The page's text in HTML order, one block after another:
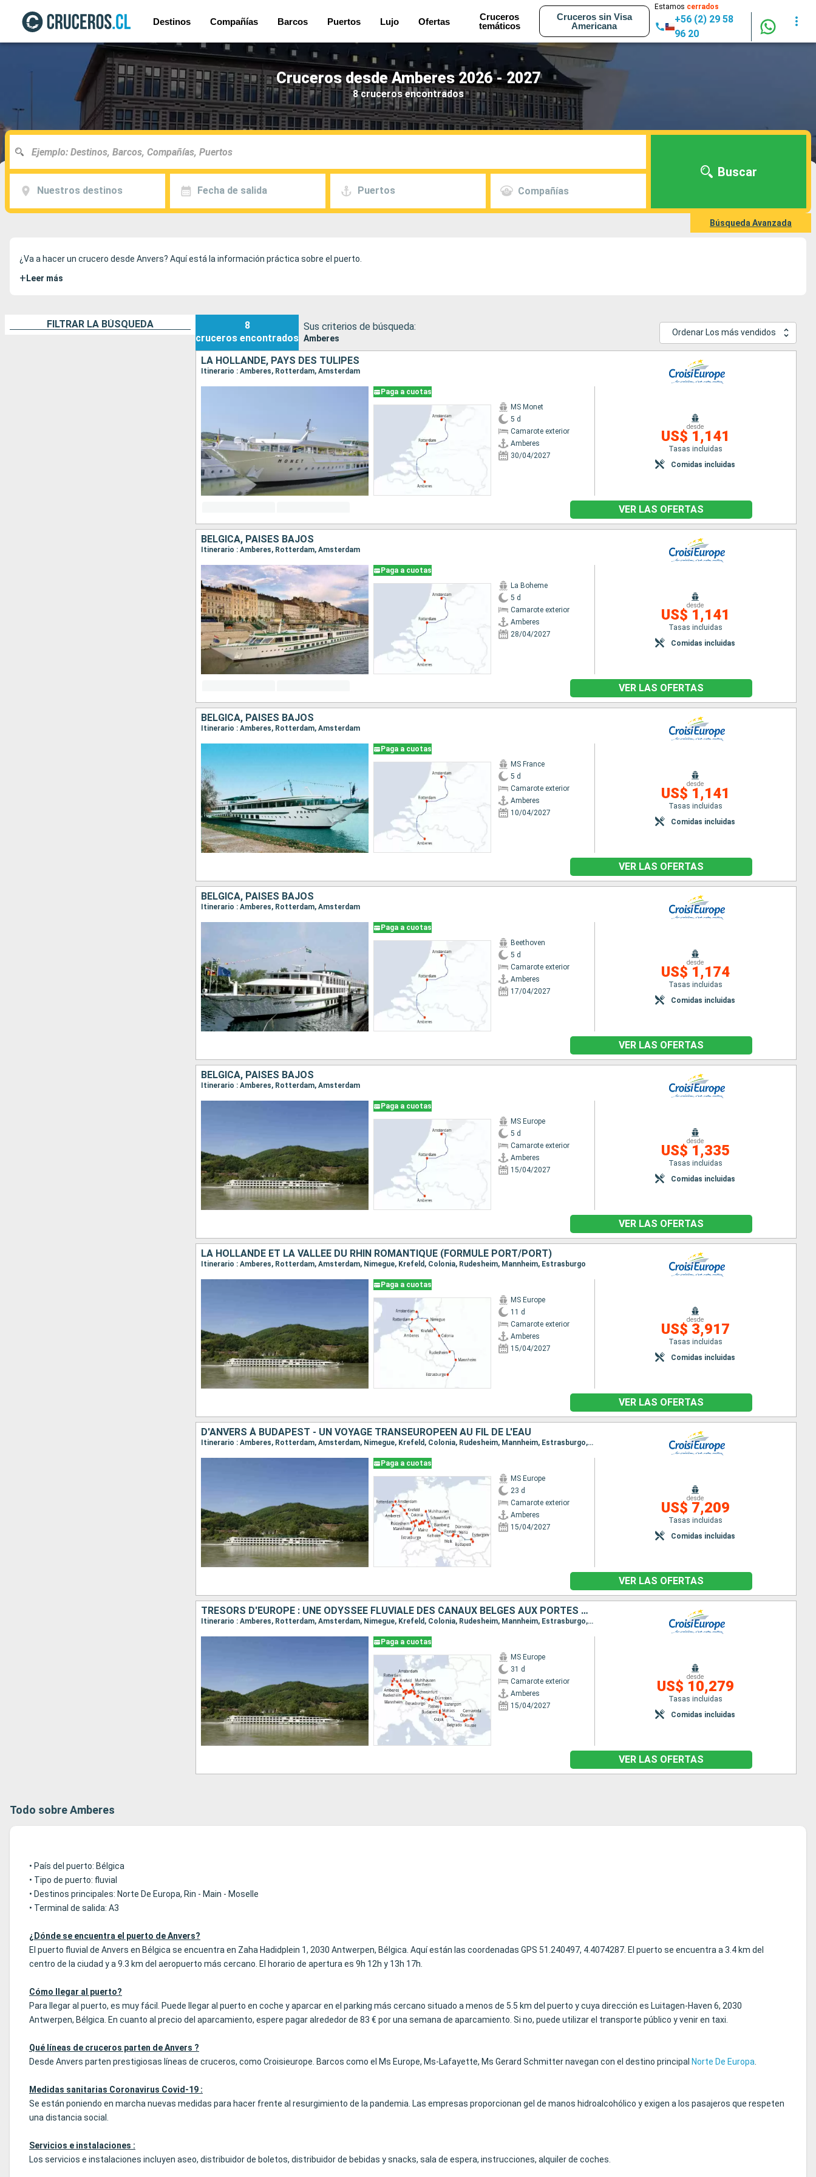
Destinos Compañías Barcos Puertos Lujo Ofertas
Cruceros
temáticos
Cruceros sin Visa
Americana
Estamos cerrados
+56 (2) 29 58
96 20
Cruceros desde Amberes 2026 - 2027
8 cruceros encontrados
Nuestros destinos Fecha de salida Puertos Compañías
Buscar
Búsqueda Avanzada
¿Va a hacer un crucero desde Anvers? Aquí está la información práctica sobre el puerto.
+ Leer más
FILTRAR LA BÚSQUEDA
8
cruceros encontrados
Sus criterios de búsqueda:
Amberes
Ordenar Los más vendidos
LA HOLLANDE, PAYS DES TULIPES
Itinerario : Amberes, Rotterdam, Amsterdam
Paga a cuotas
MS Monet
5 d
Camarote exterior
Amberes
30/04/2027
desde
US$ 1,141
Tasas incluidas
Comidas incluidas
VER LAS OFERTAS
BÉLGICA, PAISES BAJOS
Itinerario : Amberes, Rotterdam, Amsterdam
Paga a cuotas
La Boheme
5 d
Camarote exterior
Amberes
28/04/2027
desde
US$ 1,141
Tasas incluidas
Comidas incluidas
VER LAS OFERTAS
BÉLGICA, PAISES BAJOS
Itinerario : Amberes, Rotterdam, Amsterdam
Paga a cuotas
MS France
5 d
Camarote exterior
Amberes
10/04/2027
desde
US$ 1,141
Tasas incluidas
Comidas incluidas
VER LAS OFERTAS
BÉLGICA, PAISES BAJOS
Itinerario : Amberes, Rotterdam, Amsterdam
Paga a cuotas
Beethoven
5 d
Camarote exterior
Amberes
17/04/2027
desde
US$ 1,174
Tasas incluidas
Comidas incluidas
VER LAS OFERTAS
BÉLGICA, PAISES BAJOS
Itinerario : Amberes, Rotterdam, Amsterdam
Paga a cuotas
MS Europe
5 d
Camarote exterior
Amberes
15/04/2027
desde
US$ 1,335
Tasas incluidas
Comidas incluidas
VER LAS OFERTAS
LA HOLLANDE ET LA VALLÉE DU RHIN ROMANTIQUE (FORMULE PORT/PORT)
Itinerario : Amberes, Rotterdam, Amsterdam, Nimegue, Krefeld, Colonia, Rudesheim, Mannheim, Estrasburgo
Paga a cuotas
MS Europe
11 d
Camarote exterior
Amberes
15/04/2027
desde
US$ 3,917
Tasas incluidas
Comidas incluidas
VER LAS OFERTAS
D'ANVERS À BUDAPEST - UN VOYAGE TRANSEUROPÉEN AU FIL DE L'EAU
Itinerario : Amberes, Rotterdam, Amsterdam, Nimegue, Krefeld, Colonia, Rudesheim, Mannheim, Estrasburgo, Mainz, Frankfurt, Miltenberg, Wertheim, Wurtzbourg, Wertheim, Karlstadt, Wurtzbourg, Schweinfurt, Bamberg, Nuremberg, Muhlhausen, Kelheim, Regensburg, Passau, Melk, Dürnstein, Viena, Esztergom, Budapest
Paga a cuotas
MS Europe
23 d
Camarote exterior
Amberes
15/04/2027
desde
US$ 7,209
Tasas incluidas
Comidas incluidas
VER LAS OFERTAS
TRÉSORS D'EUROPE : UNE ODYSSÉE FLUVIALE DES CANAUX BELGES AUX PORTES DE FER
Itinerario : Amberes, Rotterdam, Amsterdam, Nimegue, Krefeld, Colonia, Rudesheim, Mannheim, Estrasburgo, Mainz, Frankfurt, Miltenberg, Wertheim, Wurtzbourg, Wertheim, Karlstadt, Wurtzbourg, Schweinfurt, Bamberg, Nuremberg, Muhlhausen, Kelheim, Regensburg, Passau, Melk, Dürnstein, Viena, Esztergom, Budapest, Mohacs, Osijek, Novi Sad, Belgrado, Rousse, Oltenita, Cernavoda, Constanta, Cernavoda, Oltenita
Paga a cuotas
MS Europe
31 d
Camarote exterior
Amberes
15/04/2027
desde
US$ 10,279
Tasas incluidas
Comidas incluidas
VER LAS OFERTAS
Todo sobre Amberes
• País del puerto: Bélgica
• Tipo de puerto: fluvial
• Destinos principales: Norte De Europa, Rin - Main - Moselle
• Terminal de salida: A3
¿Dónde se encuentra el puerto de Anvers?
El puerto fluvial de Anvers en Bélgica se encuentra en Zaha Hadidplein 1, 2030 Antwerpen, Bélgica. Aquí están las coordenadas GPS 51.240497, 4.4074287. El puerto se encuentra a 3.4 km del
centro de la ciudad y a 9.3 km del aeropuerto más cercano. El horario de apertura es 9h 12h y 13h 17h.
Cómo llegar al puerto?
Para llegar al puerto, es muy fácil. Puede llegar al puerto en coche y aparcar en el parking más cercano situado a menos de 5.5 km del puerto y cuya dirección es Luitagen-Haven 6, 2030
Antwerpen, Bélgica. En cuanto al precio del aparcamiento, espere pagar alrededor de 83 € por una semana de aparcamiento. Si no, puede utilizar el transporte público y venir en taxi.
Qué líneas de cruceros parten de Anvers ?
Desde Anvers parten prestigiosas líneas de cruceros, como Croisieurope. Barcos como el Ms Europe, Ms-Lafayette, Ms Gerard Schmitter navegan con el destino principal Norte De Europa
Medidas sanitarias Coronavirus Covid-19 :
Se están poniendo en marcha nuevas medidas para hacer frente al resurgimiento de la pandemia. Las empresas proporcionan gel de manos hidroalcohólico y exigen a los pasajeros que respeten
una distancia social.
Servicios e instalaciones :
Los servicios e instalaciones incluyen aseo, distribuidor de boletos, distribuidor de bebidas y snacks, sala de espera, instrucciones, alquiler de coches.